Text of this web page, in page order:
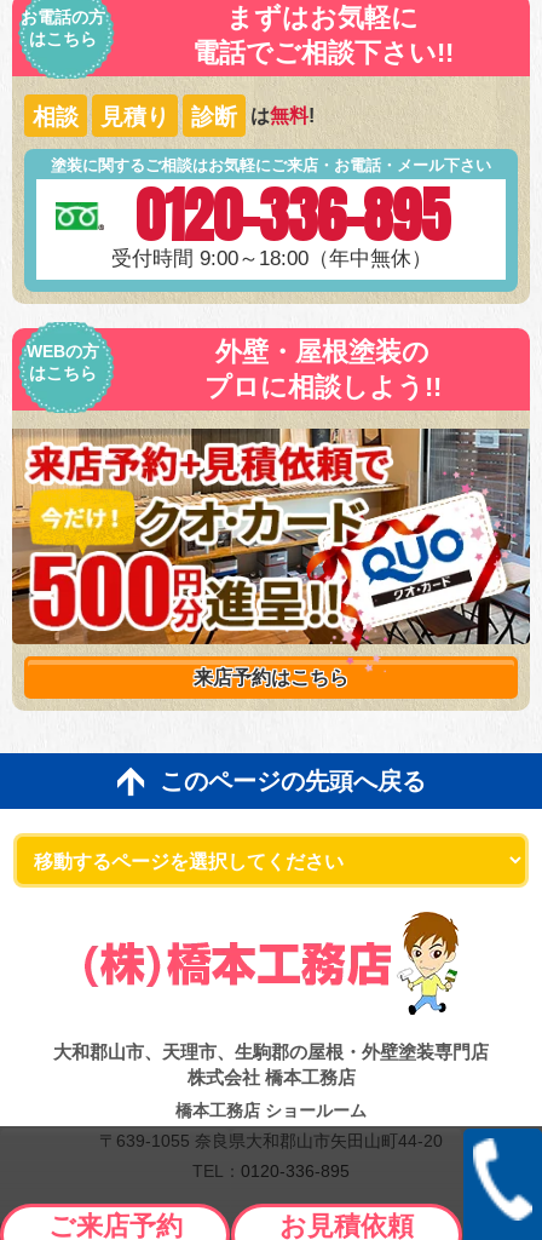
お電話の方
はこちら
まずはお気軽に
電話でご相談下さい!!
相談 見積り 診断 は無料!
塗装に関するご相談はお気軽にご来店・お電話・メール下さい
0120-336-895
受付時間 9:00～18:00（年中無休）
WEBの方
はこちら
外壁・屋根塗装の
プロに相談しよう!!
来店予約はこちら
このページの先頭へ戻る
大和郡山市、天理市、生駒郡の屋根・外壁塗装専門店
株式会社 橋本工務店
橋本工務店 ショールーム
〒639-1055 奈良県大和郡山市矢田山町44-20
TEL： 0120-336-895
Copyright © 2026 橋本工務店. All Rights Reserved.
ご来店予約 お見積依頼